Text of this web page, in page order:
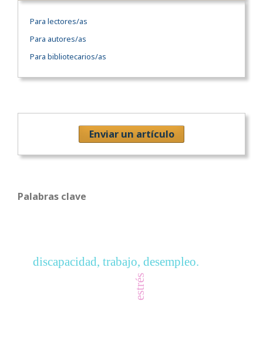
Para lectores/as
Para autores/as
Para bibliotecarios/as
Enviar un artículo
Palabras clave
estrés
discapacidad, trabajo, desempleo.